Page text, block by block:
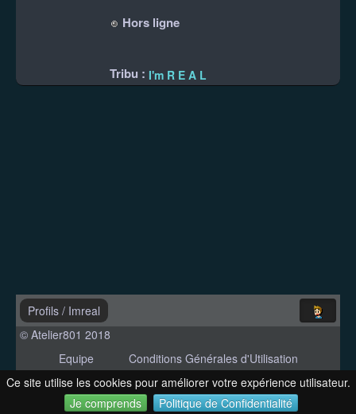
Ce site utilise les cookies pour améliorer votre expérience utilisateur.
Je comprends
Politique de Confidentialité
Hors ligne
Tribu : I'm R E A L
Profils / Imreal
© Atelier801 2018
Equipe
Conditions Générales d'Utilisation
Politique de Confidentialité
Contact
Version 1.27